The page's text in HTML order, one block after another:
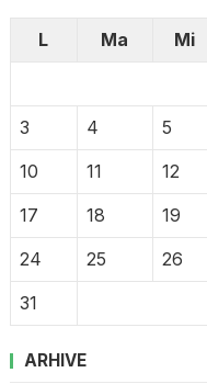
L Ma Mi
3
4 5
10
11 12
17
18 19
24
25 26
31
ARHIVE